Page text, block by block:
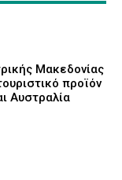
Μακεδονίας
προϊόν
Αυστραλία